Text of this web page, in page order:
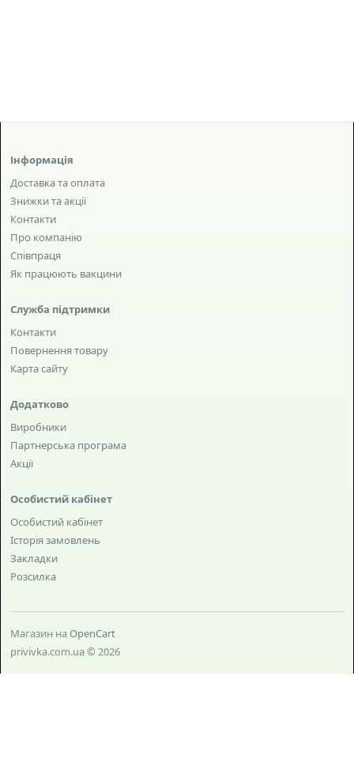
Інформація
Доставка та оплата
Знижки та акції
Контакти
Про компанію
Співпраця
Як працюють вакцини
Служба підтримки
Контакти
Повернення товару
Карта сайту
Додатково
Виробники
Партнерська програма
Акції
Особистий кабінет
Особистий кабінет
Історія замовлень
Закладки
Розсилка
Магазин на OpenCart
privivka.com.ua © 2026